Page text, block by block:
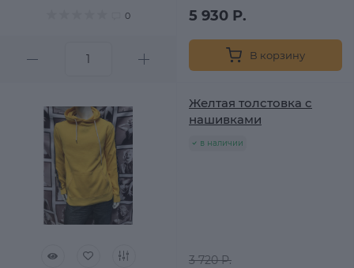
0 5 930 Р.
В корзину
Желтая толстовка с
нашивками
в наличии
3 720 Р.